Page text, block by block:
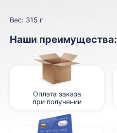
Вес: 315 г
Наши преимущества:
Оплата заказа
при получении